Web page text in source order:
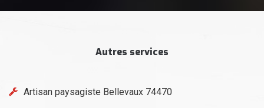
Autres services
Artisan paysagiste Bellevaux 74470